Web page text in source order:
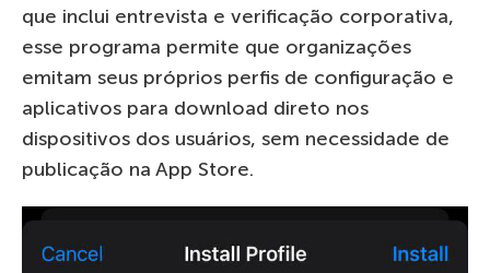
que inclui entrevista e verificação corporativa,
esse programa permite que organizações
emitam seus próprios perfis de configuração e
aplicativos para download direto nos
dispositivos dos usuários, sem necessidade de
publicação na App Store.